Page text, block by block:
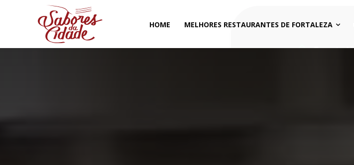
HOME MELHORES RESTAURANTES DE FORTALEZA